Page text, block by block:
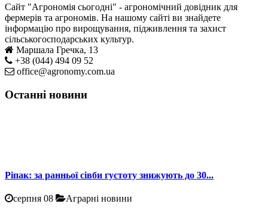
Сайт "Агрономія сьогодні" - агрономічний довідник для
фермерів та агрономів. На нашому сайті ви знайдете
інформацію про вирощування, підживлення та захист
сільськогосподарських культур.
Маршала Гречка, 13
+38 (044) 494 09 52
office@agronomy.com.ua
Останні новини
Ріпак: за ранньої сівби густоту знижують до 30...
серпня 08 Аграрні новини